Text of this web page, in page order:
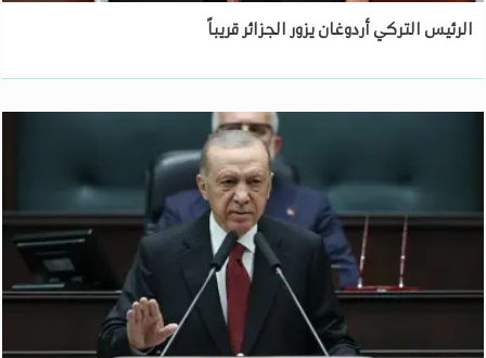
الرئيس التركي أردوغان يزور الجزائر قريباً